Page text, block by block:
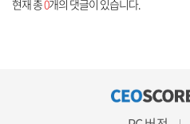
현재 총0개의 댓글이 있습니다.